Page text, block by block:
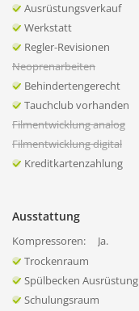
Ausrüstungsverkauf
Werkstatt
Regler-Revisionen
Neoprenarbeiten
Behindertengerecht
Tauchclub vorhanden
Filmentwicklung analog
Filmentwicklung digital
Kreditkartenzahlung
Ausstattung
Kompressoren:
Ja.
Trockenraum
Spülbecken Ausrüstung
Schulungsraum